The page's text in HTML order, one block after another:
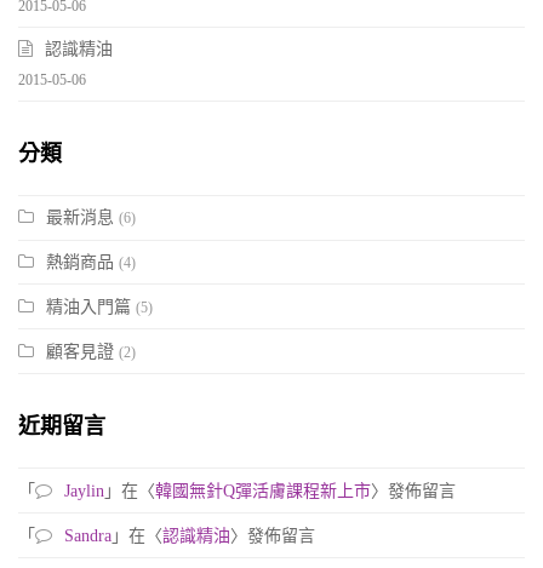
2015-05-06
認識精油
2015-05-06
分類
最新消息 (6)
熱銷商品 (4)
精油入門篇 (5)
顧客見證 (2)
近期留言
「 Jaylin 」在〈韓國無針Q彈活膚課程新上市〉發佈留言
「 Sandra 」在〈認識精油〉發佈留言